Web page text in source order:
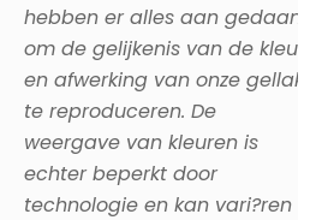
hebben er alles aan gedaan
om de gelijkenis van de kleur
en afwerking van onze gellak
te reproduceren. De
weergave van kleuren is
echter beperkt door
technologie en kan vari?ren